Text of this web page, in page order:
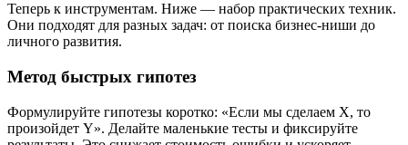
Теперь к инструментам. Ниже — набор практических техник.
Они подходят для разных задач: от поиска бизнес-ниши до
личного развития.
Метод быстрых гипотез
Формулируйте гипотезы коротко: «Если мы сделаем X, то
произойдет Y». Делайте маленькие тесты и фиксируйте